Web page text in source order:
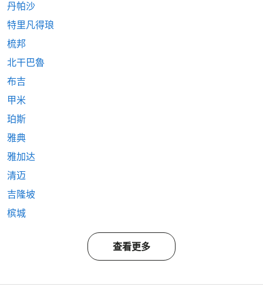
丹帕沙
特里凡得琅
梳邦
北干巴魯
布吉
甲米
珀斯
雅典
雅加达
清迈
吉隆坡
槟城
查看更多